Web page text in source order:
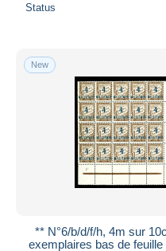
Status
New
** N°6/b/d/f/h, 4m sur
exemplaires bas de